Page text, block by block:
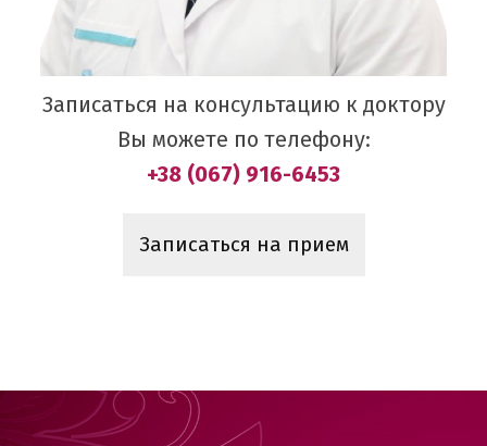
Записаться на консультацию к доктору
Вы можете по телефону:
+38 (067) 916-6453
Записаться на прием